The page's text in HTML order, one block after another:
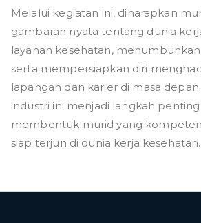
Melalui kegiatan ini, diharapkan
gambaran nyata tentang dunia
layanan kesehatan,
serta mempersiapkan diri
lapangan dan karier di masa
industri ini menjadi langkah
membentuk murid yang
siap terjun di dunia kerja kesehatan.